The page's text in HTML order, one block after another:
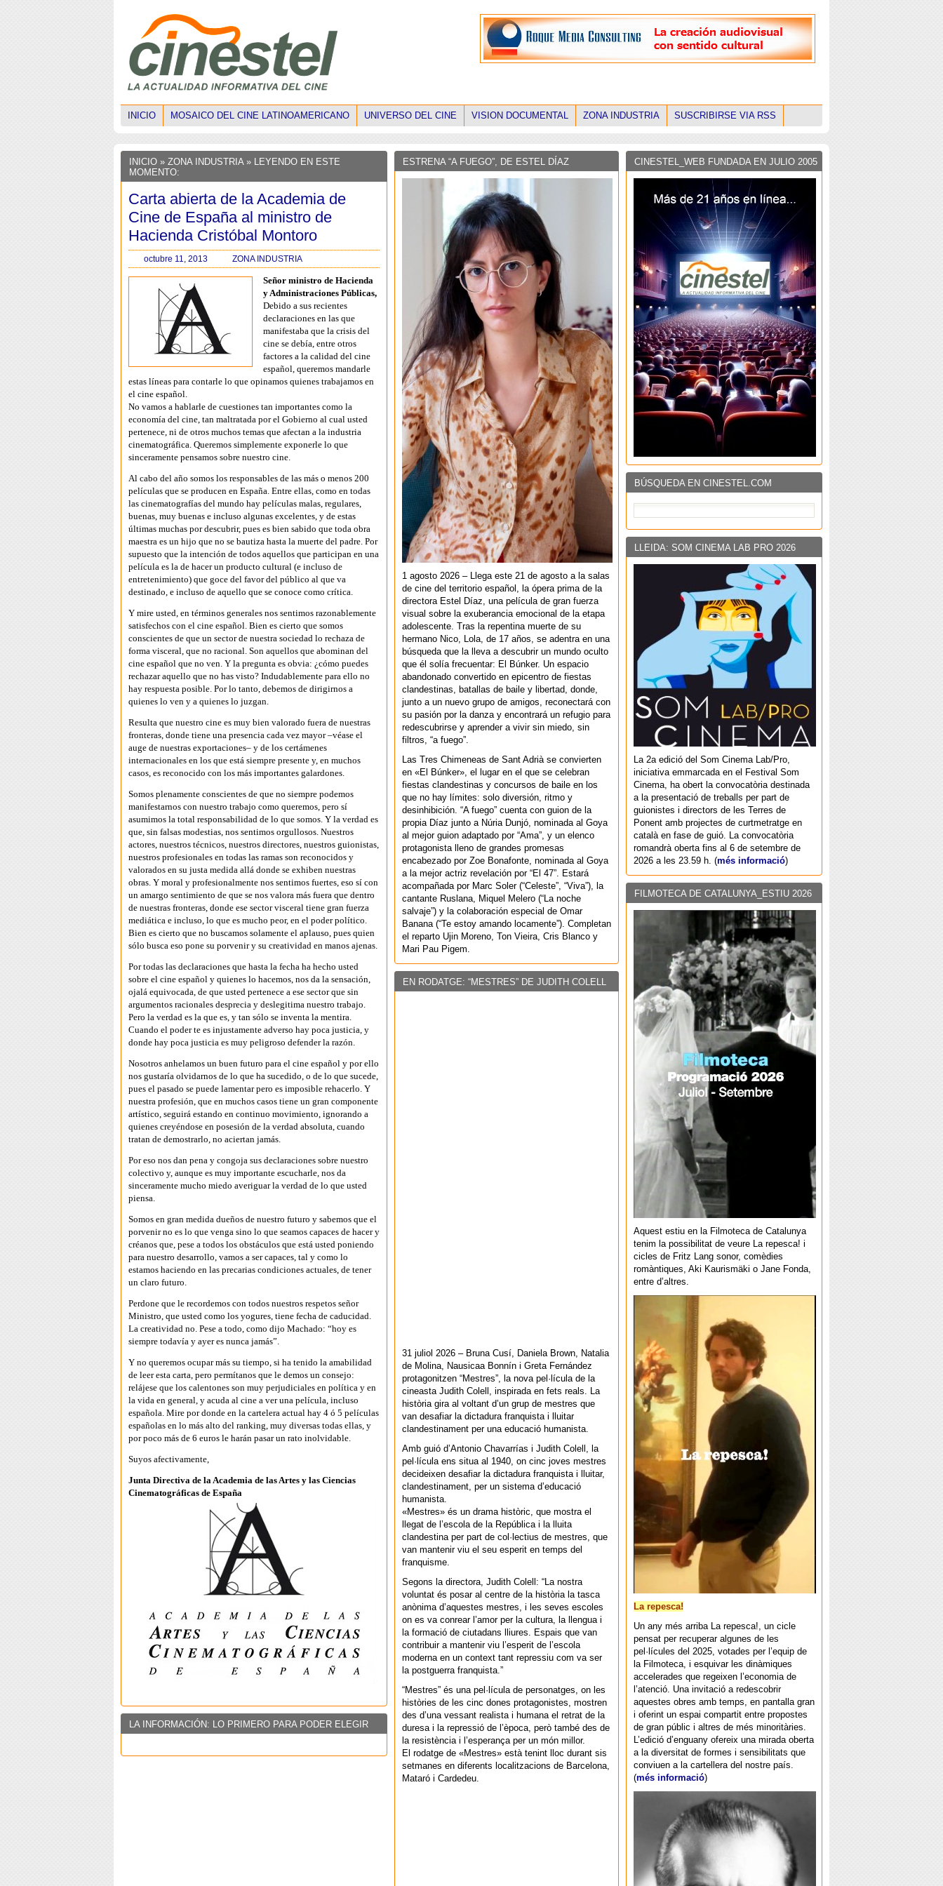
INICIO MOSAICO DEL CINE LATINOAMERICANO UNIVERSO DEL CINE VISION DOCUMENTAL ZONA INDUSTRIA SUSCRIBIRSE VIA RSS
INICIO » ZONA INDUSTRIA» LEYENDO EN ESTE
MOMENTO:
Carta abierta de la Academia de
Cine de España al ministro de
Hacienda Cristóbal Montoro
octubre 11, 2013 ZONA INDUSTRIA
Señor ministro de Hacienda
y Administraciones Públicas,
Debido a sus recientes
declaraciones en las que
manifestaba que la crisis del
cine se debía, entre otros
factores a la calidad del cine
español, queremos mandarle
estas líneas para contarle lo que opinamos quienes trabajamos en
el cine español.
No vamos a hablarle de cuestiones tan importantes como la
economía del cine, tan maltratada por el Gobierno al cual usted
pertenece, ni de otros muchos temas que afectan a la industria
cinematográfica. Queremos simplemente exponerle lo que
sinceramente pensamos sobre nuestro cine.
Al cabo del año somos los responsables de las más o menos 200
películas que se producen en España. Entre ellas, como en todas
las cinematografías del mundo hay películas malas, regulares,
buenas, muy buenas e incluso algunas excelentes, y de estas
últimas muchas por descubrir, pues es bien sabido que toda obra
maestra es un hijo que no se bautiza hasta la muerte del padre. Por
supuesto que la intención de todos aquellos que participan en una
película es la de hacer un producto cultural (e incluso de
entretenimiento) que goce del favor del público al que va
destinado, e incluso de aquello que se conoce como crítica.
Y mire usted, en términos generales nos sentimos razonablemente
satisfechos con el cine español. Bien es cierto que somos
conscientes de que un sector de nuestra sociedad lo rechaza de
forma visceral, que no racional. Son aquellos que abominan del
cine español que no ven. Y la pregunta es obvia: ¿cómo puedes
rechazar aquello que no has visto? Indudablemente para ello no
hay respuesta posible. Por lo tanto, debemos de dirigirnos a
quienes lo ven y a quienes lo juzgan.
Resulta que nuestro cine es muy bien valorado fuera de nuestras
fronteras, donde tiene una presencia cada vez mayor –véase el
auge de nuestras exportaciones– y de los certámenes
internacionales en los que está siempre presente y, en muchos
casos, es reconocido con los más importantes galardones.
Somos plenamente conscientes de que no siempre podemos
manifestarnos con nuestro trabajo como queremos, pero sí
asumimos la total responsabilidad de lo que somos. Y la verdad es
que, sin falsas modestias, nos sentimos orgullosos. Nuestros
actores, nuestros técnicos, nuestros directores, nuestros guionistas,
nuestros profesionales en todas las ramas son reconocidos y
valorados en su justa medida allá donde se exhiben nuestras
obras. Y moral y profesionalmente nos sentimos fuertes, eso sí con
un amargo sentimiento de que se nos valora más fuera que dentro
de nuestras fronteras, donde ese sector visceral tiene gran fuerza
mediática e incluso, lo que es mucho peor, en el poder político.
Bien es cierto que no buscamos solamente el aplauso, pues quien
sólo busca eso pone su porvenir y su creatividad en manos ajenas.
Por todas las declaraciones que hasta la fecha ha hecho usted
sobre el cine español y quienes lo hacemos, nos da la sensación,
ojalá equivocada, de que usted pertenece a ese sector que sin
argumentos racionales desprecia y deslegitima nuestro trabajo.
Pero la verdad es la que es, y tan sólo se inventa la mentira.
Cuando el poder te es injustamente adverso hay poca justicia, y
donde hay poca justicia es muy peligroso defender la razón.
Nosotros anhelamos un buen futuro para el cine español y por ello
nos gustaría olvidarnos de lo que ha sucedido, o de lo que sucede,
pues el pasado se puede lamentar pero es imposible rehacerlo. Y
nuestra profesión, que en muchos casos tiene un gran componente
artístico, seguirá estando en continuo movimiento, ignorando a
quienes creyéndose en posesión de la verdad absoluta, cuando
tratan de demostrarlo, no aciertan jamás.
Por eso nos dan pena y congoja sus declaraciones sobre nuestro
colectivo y, aunque es muy importante escucharle, nos da
sinceramente mucho miedo averiguar la verdad de lo que usted
piensa.
Somos en gran medida dueños de nuestro futuro y sabemos que el
porvenir no es lo que venga sino lo que seamos capaces de hacer y
créanos que, pese a todos los obstáculos que está usted poniendo
para nuestro desarrollo, vamos a ser capaces, tal y como lo
estamos haciendo en las precarias condiciones actuales, de tener
un claro futuro.
Perdone que le recordemos con todos nuestros respetos señor
Ministro, que usted como los yogures, tiene fecha de caducidad.
La creatividad no. Pese a todo, como dijo Machado: “hoy es
siempre todavía y ayer es nunca jamás”.
Y no queremos ocupar más su tiempo, si ha tenido la amabilidad
de leer esta carta, pero permítanos que le demos un consejo:
relájese que los calentones son muy perjudiciales en política y en
la vida en general, y acuda al cine a ver una película, incluso
española. Mire por donde en la cartelera actual hay 4 ó 5 películas
españolas en lo más alto del ranking, muy diversas todas ellas, y
por poco más de 6 euros le harán pasar un rato inolvidable.
Suyos afectivamente,
Junta Directiva de la Academia de las Artes y las Ciencias
Cinematográficas de España
LA INFORMACIÓN: LO PRIMERO PARA PODER ELEGIR
CINESTEL_WEB FUNDADA EN JULIO 2005
BÚSQUEDA EN CINESTEL.COM
LLEIDA: SOM CINEMA LAB PRO 2026
La 2a edició del Som Cinema Lab/Pro,
iniciativa emmarcada en el Festival Som
Cinema, ha obert la convocatòria destinada
a la presentació de treballs per part de
guionistes i directors de les Terres de
Ponent amb projectes de curtmetratge en
català en fase de guió. La convocatòria
romandrà oberta fins al 6 de setembre de
2026 a les 23.59 h. (més informació)
FILMOTECA DE CATALUNYA_ESTIU 2026
Aquest estiu en la Filmoteca de Catalunya
tenim la possibilitat de veure La repesca! i
cicles de Fritz Lang sonor, comèdies
romàntiques, Aki Kaurismäki o Jane Fonda,
entre d’altres.
La repesca!
Un any més arriba La repesca!, un cicle
pensat per recuperar algunes de les
pel·lícules del 2025, votades per l’equip de
la Filmoteca, i esquivar les dinàmiques
accelerades que regeixen l’economia de
l’atenció. Una invitació a redescobrir
aquestes obres amb temps, en pantalla gran
i oferint un espai compartit entre propostes
de gran públic i altres de més minoritàries.
L’edició d’enguany ofereix una mirada oberta
a la diversitat de formes i sensibilitats que
conviuen a la cartellera del nostre país.
(més informació)
ESTRENA “A FUEGO”, DE ESTEL DÍAZ
1 agosto 2026 – Llega este 21 de agosto a la salas
de cine del territorio español, la ópera prima de la
directora Estel Díaz, una película de gran fuerza
visual sobre la exuberancia emocional de la etapa
adolescente. Tras la repentina muerte de su
hermano Nico, Lola, de 17 años, se adentra en una
búsqueda que la lleva a descubrir un mundo oculto
que él solía frecuentar: El Búnker. Un espacio
abandonado convertido en epicentro de fiestas
clandestinas, batallas de baile y libertad, donde,
junto a un nuevo grupo de amigos, reconectará con
su pasión por la danza y encontrará un refugio para
redescubrirse y aprender a vivir sin miedo, sin
filtros, “a fuego”.
Las Tres Chimeneas de Sant Adrià se convierten
en «El Búnker», el lugar en el que se celebran
fiestas clandestinas y concursos de baile en los
que no hay límites: solo diversión, ritmo y
desinhibición. “A fuego” cuenta con guion de la
propia Díaz junto a Núria Dunjó, nominada al Goya
al mejor guion adaptado por “Ama”, y un elenco
protagonista lleno de grandes promesas
encabezado por Zoe Bonafonte, nominada al Goya
a la mejor actriz revelación por “El 47”. Estará
acompañada por Marc Soler (“Celeste”, “Viva”), la
cantante Ruslana, Miquel Melero (“La noche
salvaje”) y la colaboración especial de Omar
Banana (“Te estoy amando locamente”). Completan
el reparto Ujin Moreno, Ton Vieira, Cris Blanco y
Mari Pau Pigem.
EN RODATGE: “MESTRES” DE JUDITH COLELL
31 juliol 2026 – Bruna Cusí, Daniela Brown, Natalia
de Molina, Nausicaa Bonnín i Greta Fernández
protagonitzen “Mestres”, la nova pel·lícula de la
cineasta Judith Colell, inspirada en fets reals. La
història gira al voltant d’un grup de mestres que
van desafiar la dictadura franquista i lluitar
clandestinament per una educació humanista.
Amb guió d’Antonio Chavarrías i Judith Colell, la
pel·lícula ens situa al 1940, on cinc joves mestres
decideixen desafiar la dictadura franquista i lluitar,
clandestinament, per un sistema d’educació
humanista.
«Mestres» és un drama històric, que mostra el
llegat de l’escola de la República i la lluita
clandestina per part de col·lectius de mestres, que
van mantenir viu el seu esperit en temps del
franquisme.
Segons la directora, Judith Colell: “La nostra
voluntat és posar al centre de la història la tasca
anònima d’aquestes mestres, i les seves escoles
on es va conrear l’amor per la cultura, la llengua i
la formació de ciutadans lliures. Espais que van
contribuir a mantenir viu l’esperit de l’escola
moderna en un context tant repressiu com va ser
la postguerra franquista.”
“Mestres” és una pel·lícula de personatges, on les
històries de les cinc dones protagonistes, mostren
des d’una vessant realista i humana el retrat de la
duresa i la repressió de l’època, però també des de
la resistència i l’esperança per un món millor.
El rodatge de «Mestres» està tenint lloc durant sis
setmanes en diferents localitzacions de Barcelona,
Mataró i Cardedeu.